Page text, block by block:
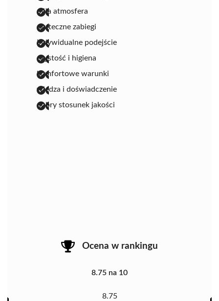
miła atmosfera
skuteczne zabiegi
indywidualne podejście
czystość i higiena
komfortowe warunki
wiedza i doświadczenie
dobry stosunek jakości
Ocena w rankingu
8.75 na 10
8.75